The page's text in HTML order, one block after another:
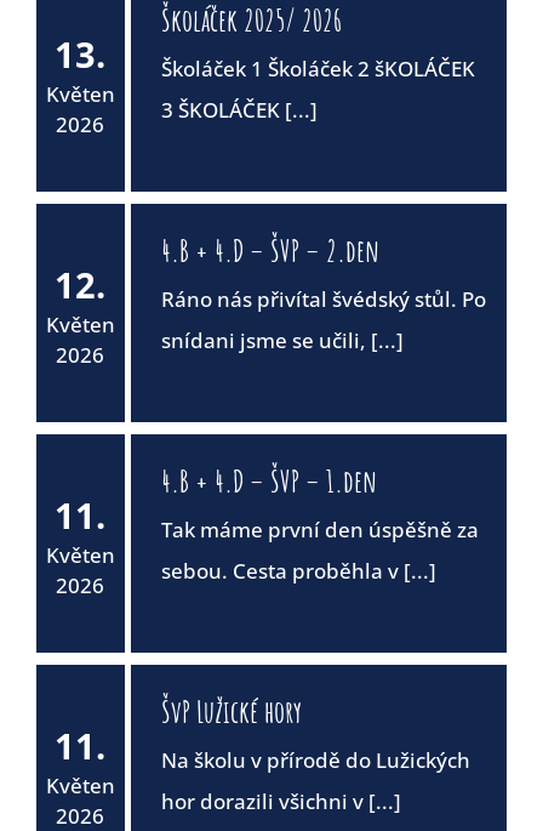
13.
Květen
2026
Školáček 2025/ 2026
Školáček 1 Školáček 2 šKOLÁČEK
3 ŠKOLÁČEK [...]
12.
Květen
2026
4.B + 4.D – ŠVP – 2.den
Ráno nás přivítal švédský stůl. Po
snídani jsme se učili, [...]
11.
Květen
2026
4.B + 4.D – ŠVP – 1.den
Tak máme první den úspěšně za
sebou. Cesta proběhla v [...]
11.
Květen
2026
ŠvP Lužické hory
Na školu v přírodě do Lužických
hor dorazili všichni v [...]